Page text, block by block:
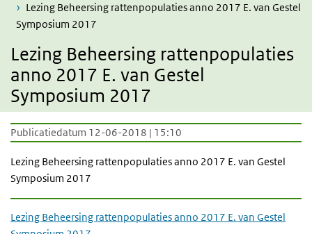
Lezing Beheersing rattenpopulaties anno 2017 E. van Gestel
Symposium 2017
Lezing Beheersing rattenpopulaties
anno 2017 E. van Gestel
Symposium 2017
Publicatiedatum 12-06-2018 | 15:10
Lezing Beheersing rattenpopulaties anno 2017 E. van Gestel
Symposium 2017
Lezing Beheersing rattenpopulaties anno 2017 E. van Gestel